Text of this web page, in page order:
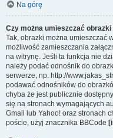
Na górę
Czy można umieszczać
Tak, obrazki można umieszczać
możliwość zamieszczania
na witrynę. Jeśli ta funkcja nie
należy podać odnośnik do
serwerze, np. http://
podawać odnośników do
chyba że jest publicznie
się na stronach wymagających
Gmail lub Yahoo! oraz stronach
poście, użyj znacznika BBCode